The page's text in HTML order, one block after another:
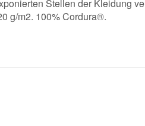
Stellen der Kleidung
g/m2. 100% Cordura®.